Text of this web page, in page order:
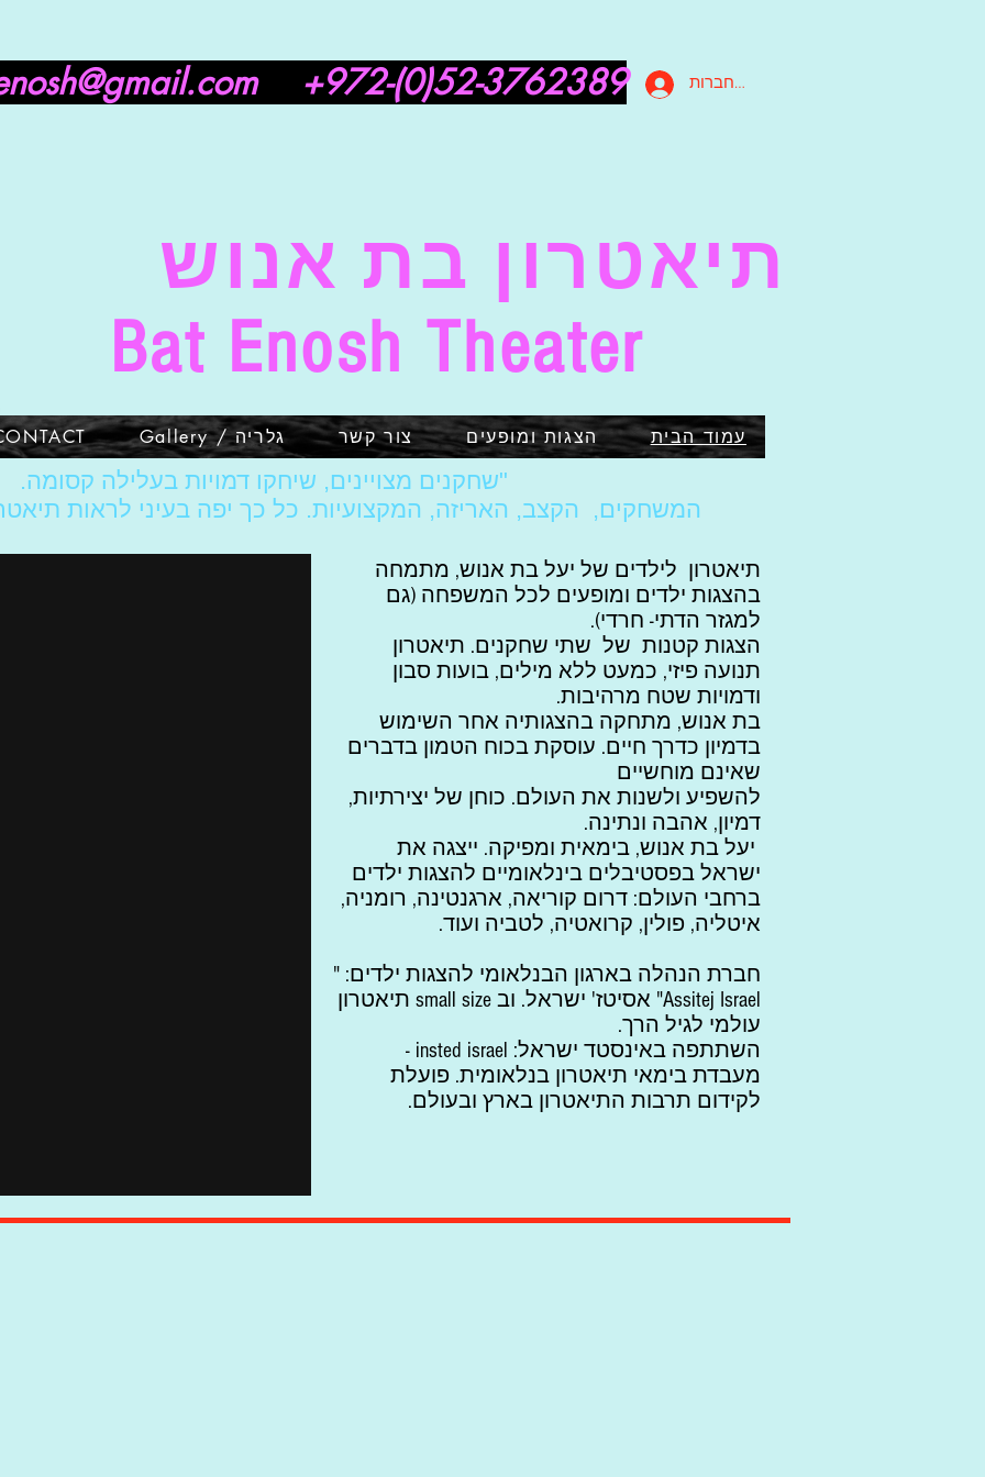
+972-(0)52-3762389 להתחברות
תיאטרון בת אנוש
Bat Enosh Theater
"שחקנים מצויינים, שיחקו דמויות בעלילה קסומה.
המשחקים, הקצב, האריזה, המקצועיות. כל כך יפה בעיני לראות
תיאטרון לילדים של יעל בת אנוש, מתמחה
בהצגות ילדים ומופעים לכל המשפחה (גם
למגזר הדתי- חרדי).
הצגות קטנות של שתי שחקנים. תיאטרון
תנועה פיזי, כמעט ללא מילים, בועות סבון
ודמויות שטח מרהיבות.
בת אנוש, מתחקה בהצגותיה אחר השימוש
בדמיון כדרך חיים. עוסקת בכוח הטמון בדברים
שאינם מוחשיים
להשפיע ולשנות את העולם. כוחן של יצירתיות,
דמיון, אהבה ונתינה.
יעל בת אנוש, בימאית ומפיקה. ייצגה את
ישראל בפסטיבלים בינלאומיים להצגות ילדים
ברחבי העולם: דרום קוריאה, ארגנטינה, רומניה,
איטליה, פולין, קרואטיה, לטביה ועוד.
חברת הנהלה בארגון הבנלאומי להצגות ילדים: "
Assitej Israel" אסיטז' ישראל. וב small size תיאטרון
עולמי לגיל הרך.
השתתפה באינסטד ישראל: insted israel -
מעבדת בימאי תיאטרון בנלאומית. פועלת
לקידום תרבות התיאטרון בארץ ובעולם.
עמוד הבית הצגות ומופעים צור קשר גלריה / Gallery